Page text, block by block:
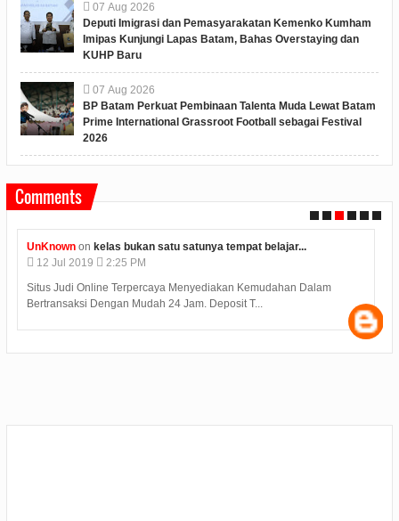
07 Aug 2026
Deputi Imigrasi dan Pemasyarakatan Kemenko Kumham
Imipas Kunjungi Lapas Batam, Bahas Overstaying dan
KUHP Baru
07 Aug 2026
BP Batam Perkuat Pembinaan Talenta Muda Lewat Batam
Prime International Grassroot Football sebagai Festival
2026
Comments
UnKnownon kelas bukan satu satunya tempat belajar...
12 Jul 2019
2:25 PM
Situs Judi Online Terpercaya Menyediakan Kemudahan Dalam
Bertransaksi Dengan Mudah 24 Jam. Deposit T...